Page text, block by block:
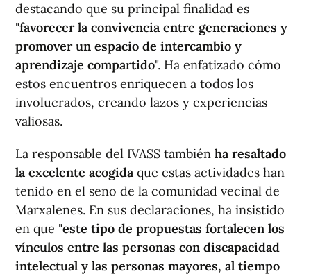
destacando que su principal finalidad es
"favorecer la convivencia entre generaciones y
promover un espacio de intercambio y
aprendizaje compartido". Ha enfatizado cómo
estos encuentros enriquecen a todos los
involucrados, creando lazos y experiencias
valiosas.
La responsable del IVASS también ha resaltado
la excelente acogida que estas actividades han
tenido en el seno de la comunidad vecinal de
Marxalenes. En sus declaraciones, ha insistido
en que "este tipo de propuestas fortalecen los
vínculos entre las personas con discapacidad
intelectual y las personas mayores, al tiempo